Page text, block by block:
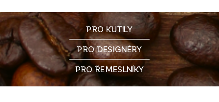
PRO KUTILY
PRO DESIGNÉRY
PRO ŘEMESLNÍKY